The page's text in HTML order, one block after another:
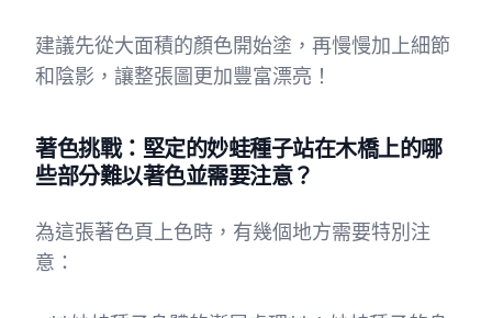
建議先從大面積的顏色開始塗，再慢慢加上細節
和陰影，讓整張圖更加豐富漂亮！
著色挑戰：堅定的妙蛙種子站在木橋上的哪
些部分難以著色並需要注意？
為這張著色頁上色時，有幾個地方需要特別注
意：